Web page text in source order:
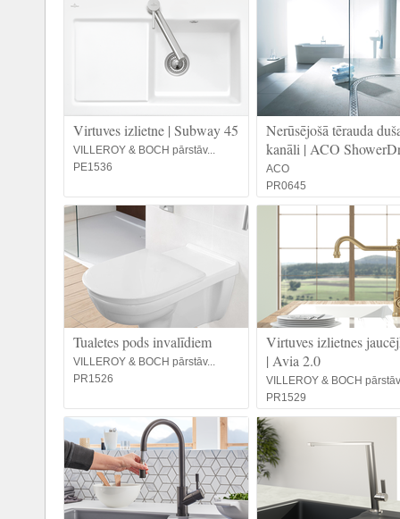
Virtuves izlietne | Subway 45
VILLEROY & BOCH pārstāv...
PE1536
Nerūsējošā tērauda
kanāli | ACO
ACO
PR0645
Tualetes pods invalīdiem
VILLEROY & BOCH pārstāv...
PR1526
Virtuves izlietnes
| Avia 2.0
VILLEROY & BOCH
PR1529